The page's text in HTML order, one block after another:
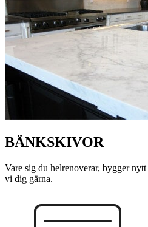
BÄNKSKIVOR
Vare sig du helrenoverar, bygger
vi dig gärna.